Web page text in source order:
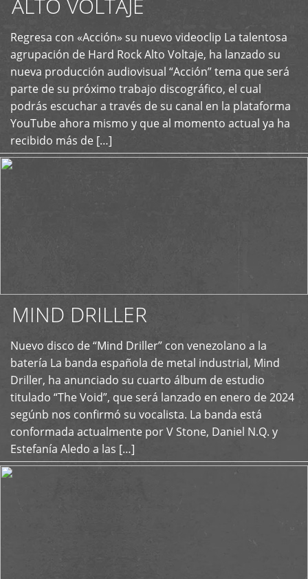
ALTO VOLTAJE
Regresa con «Acción» su nuevo videoclip La talentosa
agrupación de Hard Rock Alto Voltaje, ha lanzado su
nueva producción audiovisual “Acción” tema que será
parte de su próximo trabajo discográfico, el cual
podrás escuchar a través de su canal en la plataforma
YouTube ahora mismo y que al momento actual ya ha
recibido más de […]
+
MIND DRILLER
Nuevo disco de “Mind Driller” con venezolano a la
batería La banda española de metal industrial, Mind
Driller, ha anunciado su cuarto álbum de estudio
titulado “The Void”, que será lanzado en enero de 2024
segúnb nos confirmó su vocalista. La banda está
conformada actualmente por V Stone, Daniel N.Q. y
Estefanía Aledo a las […]
+